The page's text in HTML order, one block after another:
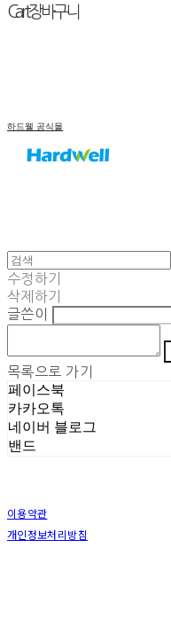
Cart장바구니
하드웰 공식몰
수정하기
삭제하기
글쓴이
목록으로 가기
페이스북
카카오톡
네이버 블로그
밴드
이용약관
개인정보처리방침